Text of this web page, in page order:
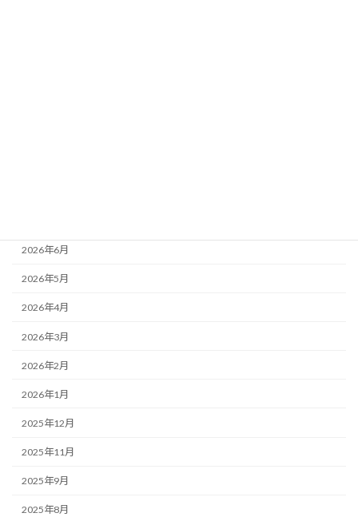
2026年6月
2026年5月
2026年4月
2026年3月
2026年2月
2026年1月
2025年12月
2025年11月
2025年9月
2025年8月